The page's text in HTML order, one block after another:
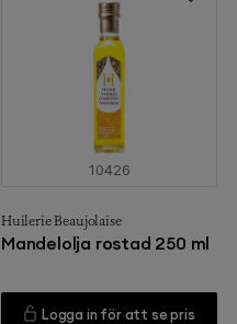
10426
Huilerie Beaujolaise
Mandelolja rostad 250 ml
Logga in för att se pris